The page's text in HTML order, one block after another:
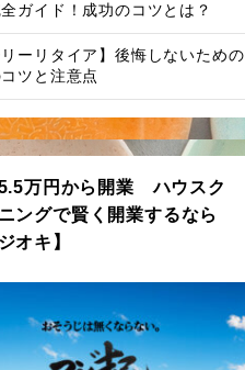
ガイド！成功のコツとは？
リーリタイア】後悔しないための
ツと注意点
万円から開業 ハウスク
ングで賢く開業するなら
オキ】